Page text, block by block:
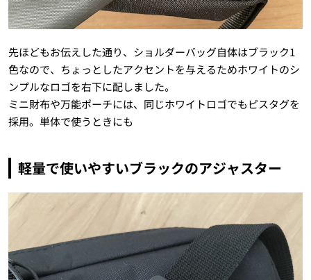
先ほどもお伝えした通り、ショルダーバッグ自体はブラック1
色なので、ちょっとしたアクセントを与えるためホワイトのシ
ンプルなロゴを右下に配しました。
ミニ財布や万能ポーチには、同じホワイトロゴでもピスタグを
採用。単体で使うときにも
軽量で使いやすいブラックのアジャスター